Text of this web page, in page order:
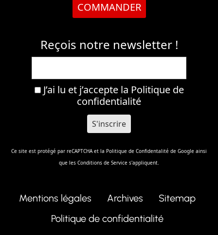
COMMANDER
Reçois notre newsletter !
J’ai lu et j’accepte la Politique de
confidentialité
Ce site est protégé par reCAPTCHA et la Politique de Confidentalité de Google ainsi
que les Conditions de Service s'appliquent.
Mentions légales Archives
Sitemap
Politique de confidentialité